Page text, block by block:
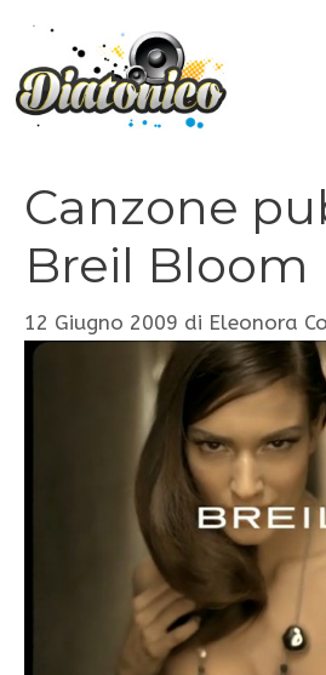
contenuto
Canzone
Breil Bloom
12 Giugno 2009 di Eleonora